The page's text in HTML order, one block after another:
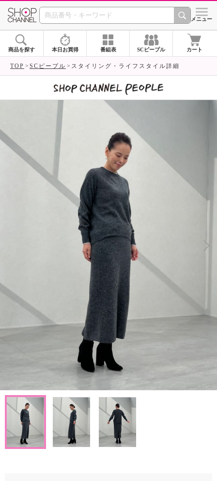
SHOP CHANNEL シメニュー
商品を探す 本日お買得 番組表 SCピープル カート
TOP SCピープル スタイリング・ライフスタイル詳細